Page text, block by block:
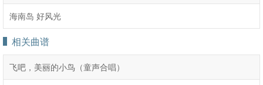
海南岛 好风光
相关曲谱
飞吧，美丽的小鸟（童声合唱）